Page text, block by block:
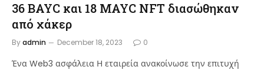
36 BAYC και 18 MAYC NFT διασώθηκαν
από χάκερ
Byadmin December 18, 2023 0
Ένα Web3 ασφάλεια Η εταιρεία ανακοίνωσε την επιτυχή